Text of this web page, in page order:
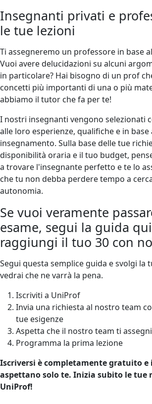
Insegnanti privati e
le tue lezioni
Ti assegneremo un professore in base
Vuoi avere delucidazioni su alcuni
in particolare? Hai bisogno di un prof
concetti più importanti di una o più
abbiamo il tutor che fa per te!
I nostri insegnanti vengono selezionati
alle loro esperienze, qualifiche e in
insegnamento. Sulla base delle tue
disponibilità oraria e il tuo budget,
a trovare l'insegnante perfetto e te lo
che tu non debba perdere tempo a
autonomia.
Se vuoi veramente
esame, segui la guida
raggiungi il tuo 30 con
Segui questa semplice guida e svolgi la
vedrai che ne varrà la pena.
Iscriviti a UniProf
Invia una richiesta al nostro team
tue esigenze
Aspetta che il nostro team ti
Programma la prima lezione
Iscriversi è completamente gratuito e
aspettano solo te. Inizia subito le tue
UniProf!